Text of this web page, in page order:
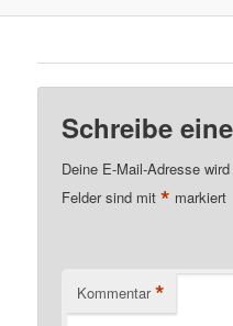
Schreibe
Deine E-Mail-Adresse
Felder sind mit* markiert
Kommentar *